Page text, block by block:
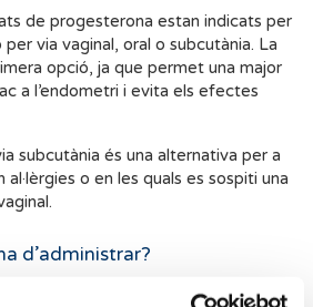
de progesterona estan indicats per
via vaginal, oral o subcutània. La
opció, ja que permet una major
a l’endometri i evita els efectes
subcutània és una alternativa per a
o en les quals es sospiti una
d’administrar?
de progesterona s’inicia